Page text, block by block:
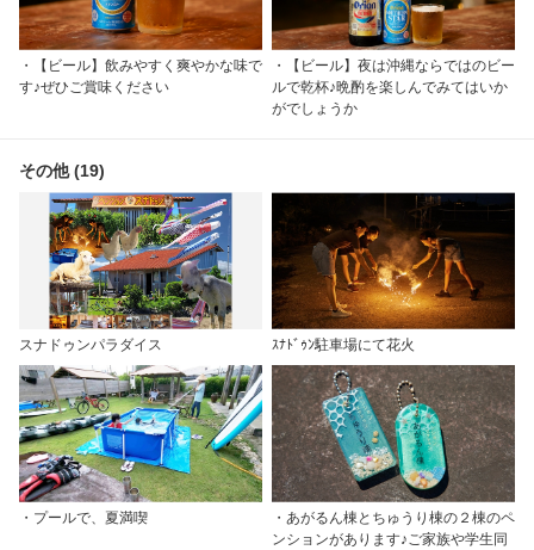
・【ビール】飲みやすく爽やかな味で
す♪ぜひご賞味ください
・【ビール】夜は沖縄ならではのビー
ルで乾杯♪晩酌を楽しんでみてはいか
がでしょうか
その他 (19)
スナドゥンパラダイス ｽﾅﾄﾞｩﾝ駐車場にて花火
・プールで、夏満喫
・あがるん棟とちゅうり棟の２棟のペ
ンションがあります♪ご家族や学生同